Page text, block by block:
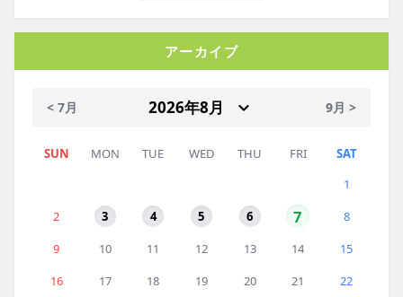
アーカイブ
< 7月 9月 >
SUN MON TUE WED THU FRI
SAT
1
2
3 4 5 6 7
8
9
10 11 12 13 14
15
16
17 18 19 20 21 22